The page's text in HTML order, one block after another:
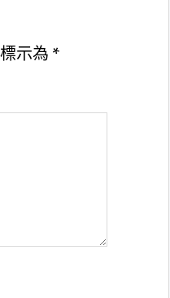
示為 *